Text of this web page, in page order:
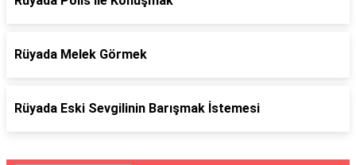
Rüyada Melek Görmek
Rüyada Eski Sevgilinin Barışmak İstemesi